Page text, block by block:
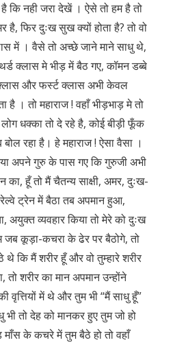
कि नही जरा देखें । ऐसे तो हम है तो
है, फिर दुःख सुख क्यों होता है? तो वो
में । वैसे तो अच्छे जाने माने साधु थे,
क्लास मे भीड़ में बैठ गए, कॉमन डब्बे
और फर्स्ट क्लास अभी केवल
। तो महाराज ! वहाँ भीड़भाड़ मे तो
धक्का तो दे रहे है, कोई बीड़ी फूँक
रहा है। हे महाराज ! ऐसा वैसा ।
अपने गुरु के पास गए कि गुरुजी अभी
का, हूँ तो मैं चैतन्य साक्षी, अमर, दुःख-
ट्रेन में बैठा तब अपमान हुआ,
अयुक्त व्यवहार किया तो मेरे को दुःख
कूड़ा-कचरा के ढेर पर बैठोगे, तो
कि मैं शरीर हूँ और वो तुम्हारे शरीर
शरीर का मान अपमान उन्होंने
वृत्तियों में थे और तुम भी “मैं साधु हूँ”
भी तो देह को मानकर हुए तुम जो हो
माँस के कचरे में तुम बैठे हो तो वहाँ